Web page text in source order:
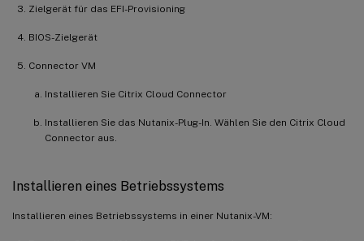
Zielgerät für das EFI-Provisioning
BIOS-Zielgerät
Connector VM
Installieren Sie Citrix Cloud Connector
Installieren Sie das Nutanix-Plug-In. Wählen Sie den Citrix Cloud
Connector aus.
Installieren eines Betriebssystems
Installieren eines Betriebssystems in einer Nutanix-VM: